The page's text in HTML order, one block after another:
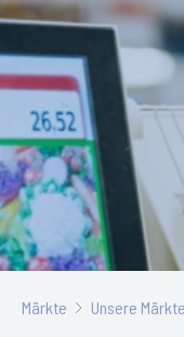
Märkte Unsere Märkte